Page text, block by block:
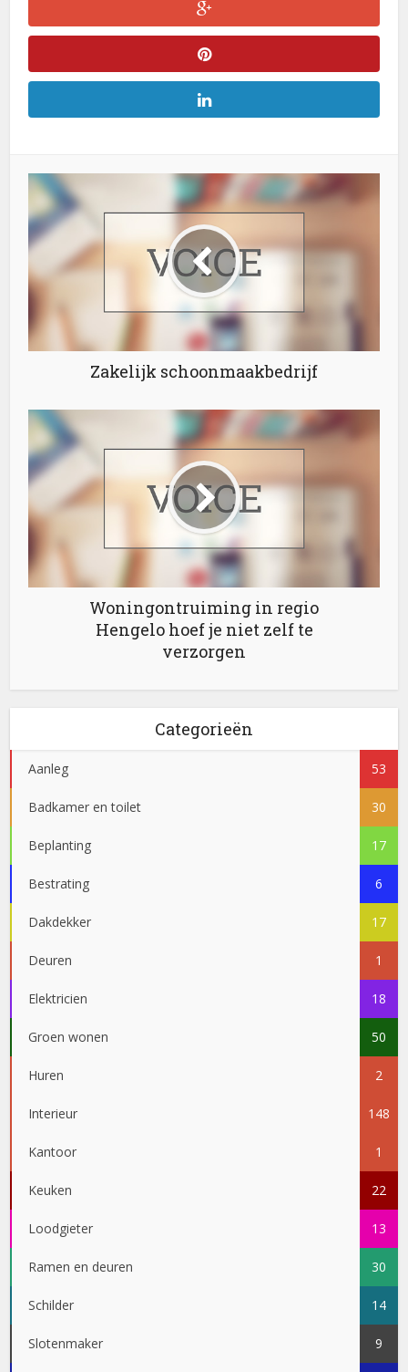
Zakelijk schoonmaakbedrijf
Woningontruiming in regio
Hengelo hoef je niet zelf te
verzorgen
Categorieën
Aanleg 53
Badkamer en toilet 30
Beplanting 17
Bestrating 6
Dakdekker 17
Deuren 1
Elektricien 18
Groen wonen 50
Huren 2
Interieur 148
Kantoor 1
Keuken 22
Loodgieter 13
Ramen en deuren 30
Schilder 14
Slotenmaker 9